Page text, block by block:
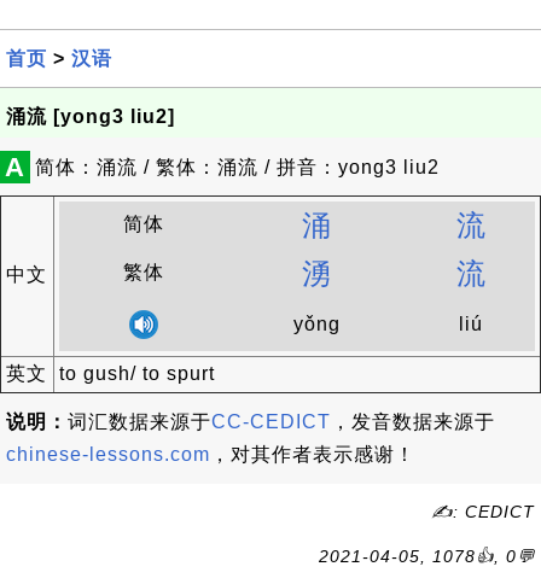
首页 > 汉语
涌流 [yong3 liu2]
A 简体：涌流 / 繁体：涌流 / 拼音：yong3 liu2
中文
简体 涌 流
繁体 湧 流
yǒng liú
英文 to gush/ to spurt
说明： 词汇数据来源于CC-CEDICT ，发音数据来源于
chinese-lessons.com ，对其作者表示感谢！
✍: CEDICT
2021-04-05, 1078👍, 0💬